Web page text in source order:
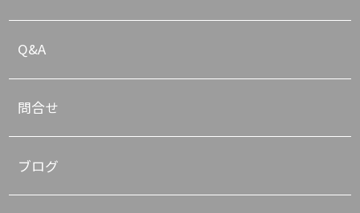
Q&A
問合せ
ブログ